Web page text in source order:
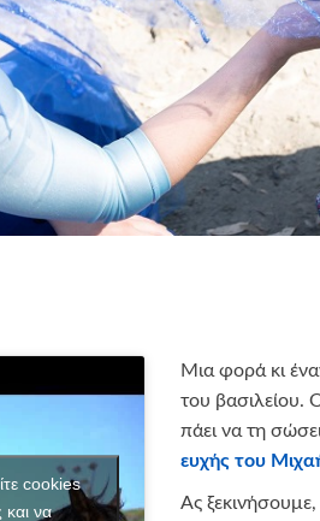
cookies
να
Μια φορά κι
του βασιλείου.
πάει να τη
ευχής του
Ας